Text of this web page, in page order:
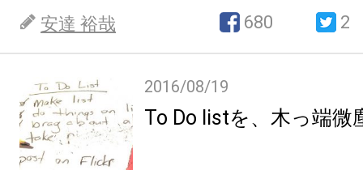
安達 裕哉 680 2
2016/08/19
To Do listを、木っ端微